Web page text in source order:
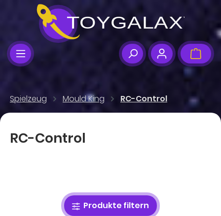
Zum Hauptinhalt springen
Spielzeug Mould King RC-Control
RC-Control
Produkte filtern